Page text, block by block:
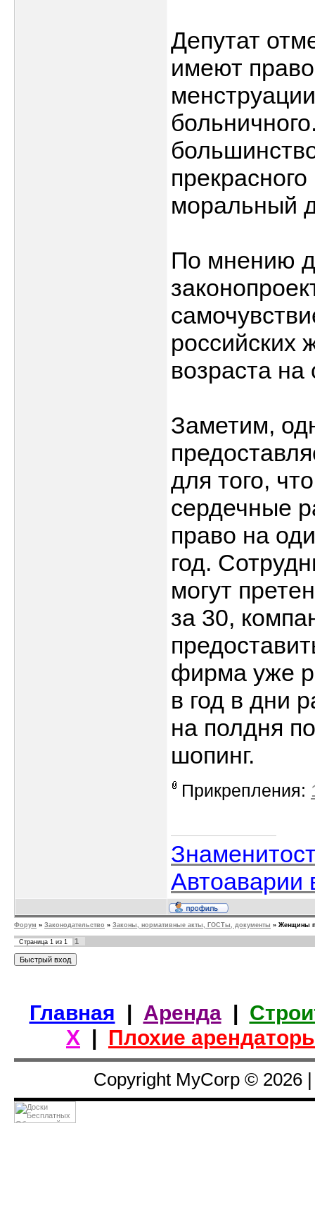
Депутат
имеют
моральный
По мнению
российских
возраста
Заметим,
для того,
сердечные
право на
год.
могут
за 30,
фирма уже
в год в дни
на полдня
шопинг.
Прикрепления:
Автоаварии
Форум » Законодательство » Законы, нормативные акты, ГОСТы, документы » Женщины
Страница 1 из 1 1
Главная | Аренда|
Х | Плохие
Copyright MyCorp © 2026